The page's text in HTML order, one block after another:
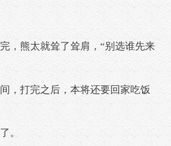
熊太就耸了耸肩，“别选谁先来
打完之后，本将还要回家吃饭
。